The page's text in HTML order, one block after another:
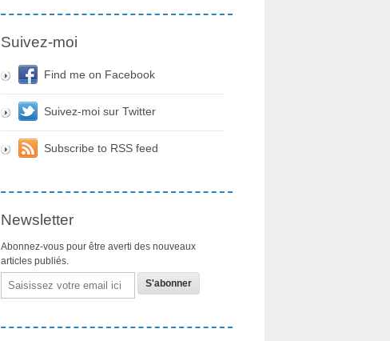
Suivez-moi
Find me on Facebook
Suivez-moi sur Twitter
Subscribe to RSS feed
Newsletter
Abonnez-vous pour être averti des nouveaux
articles publiés.
Email